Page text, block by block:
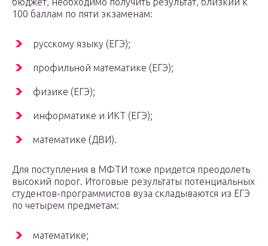
100 баллам по пяти экзаменам:
русскому языку (ЕГЭ);
профильной математике (ЕГЭ);
физике (ЕГЭ);
информатике и ИКТ (ЕГЭ);
математике (ДВИ).
Для поступления в МФТИ тоже придется преодолеть
высокий порог. Итоговые результаты потенциальных
студентов-программистов вуза складываются из ЕГЭ
по четырем предметам:
математике;